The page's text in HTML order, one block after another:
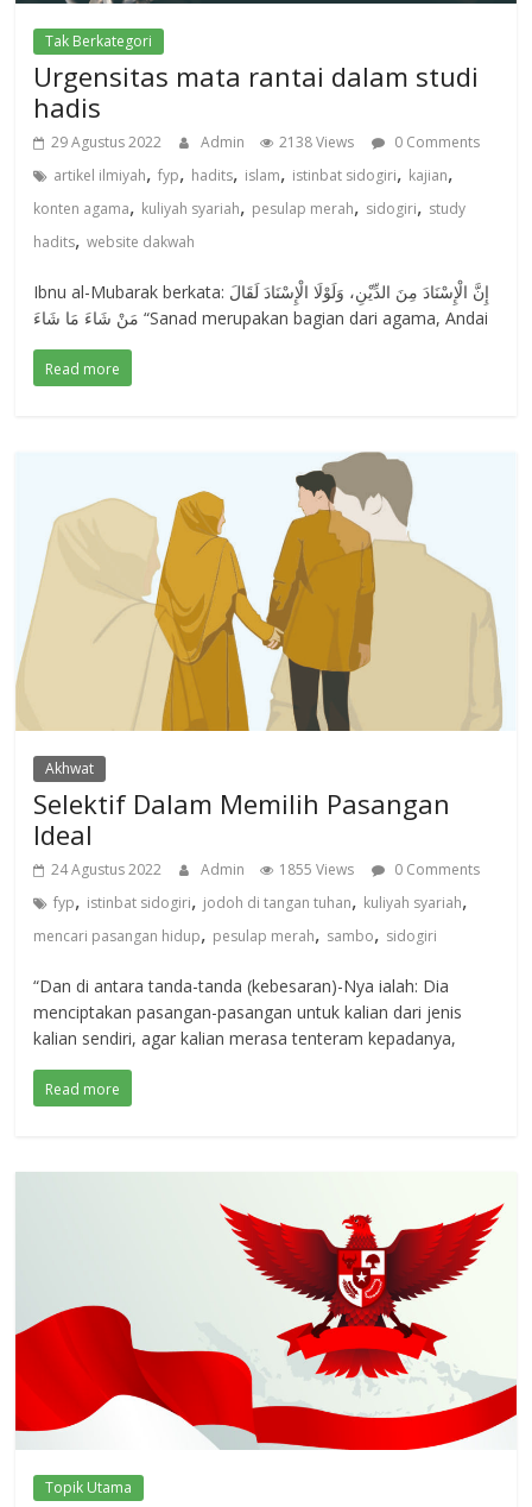
Tak Berkategori
Urgensitas mata rantai dalam studi
hadis
29 Agustus 2022 Admin 2138 Views
0 Comments
artikel ilmiyah,fyp, hadits, islam, istinbat sidogiri, kajian,
konten agama, kuliyah syariah, pesulap merah, sidogiri, study
hadits,website dakwah
Ibnu al-Mubarak berkata: إِنَّ الْإِسْنَادَ مِنَ الدِّيْنِ، وَلَوْلَا الْإِسْنَادَ لَقَالَ
مَنْ شَاءَ مَا شَاءَ “Sanad merupakan bagian dari agama, Andai
Read more
Akhwat
Selektif Dalam Memilih Pasangan
Ideal
24 Agustus 2022 Admin 1855 Views
0 Comments
fyp, istinbat sidogiri, jodoh di tangan tuhan, kuliyah syariah,
mencari pasangan hidup, pesulap merah, sambo, sidogiri
“Dan di antara tanda-tanda (kebesaran)-Nya ialah: Dia
menciptakan pasangan-pasangan untuk kalian dari jenis
kalian sendiri, agar kalian merasa tenteram kepadanya,
Read more
Topik Utama